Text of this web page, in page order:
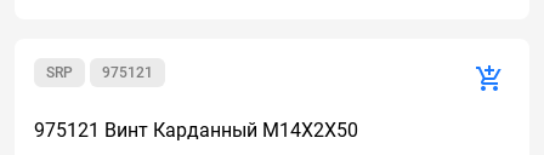
975121
SRP
975121 Винт Карданный M14X2X50